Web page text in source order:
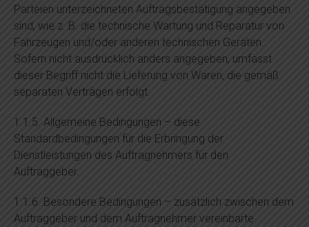
Parteien unterzeichneten Auftragsbestätigung angegeben
sind, wie z. B. die technische Wartung und Reparatur von
Fahrzeugen und/oder anderen technischen Geräten.
Sofern nicht ausdrücklich anders angegeben, umfasst
dieser Begriff nicht die Lieferung von Waren, die gemäß
separaten Verträgen erfolgt.
1.1.5. Allgemeine Bedingungen – diese
Standardbedingungen für die Erbringung der
Dienstleistungen des Auftragnehmers für den
Auftraggeber.
1.1.6. Besondere Bedingungen – zusätzlich zwischen dem
Auftraggeber und dem Auftragnehmer vereinbarte